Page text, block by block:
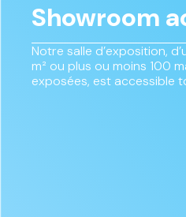
Showroom
Notre salle d’exposition,
m² ou plus ou moins 100
exposées, est accessible